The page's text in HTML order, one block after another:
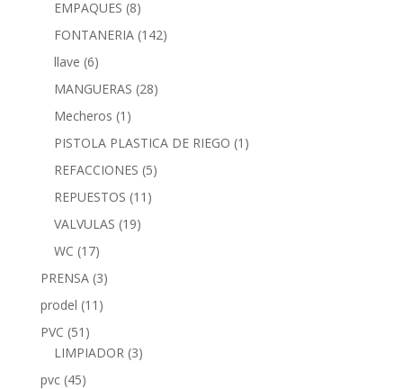
EMPAQUES (8)
FONTANERIA (142)
llave (6)
MANGUERAS (28)
Mecheros (1)
PISTOLA PLASTICA DE RIEGO (1)
REFACCIONES (5)
REPUESTOS (11)
VALVULAS (19)
WC (17)
PRENSA (3)
prodel (11)
PVC (51)
LIMPIADOR (3)
pvc (45)